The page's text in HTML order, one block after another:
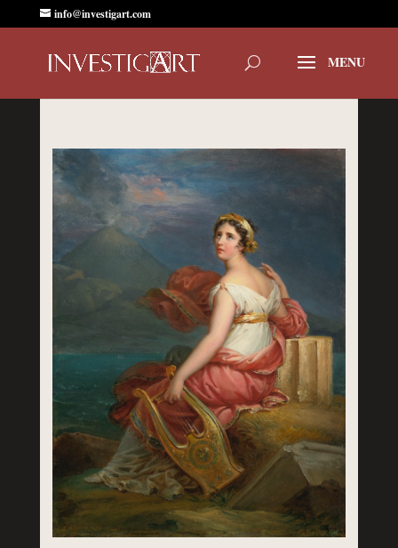
info@investigart.com